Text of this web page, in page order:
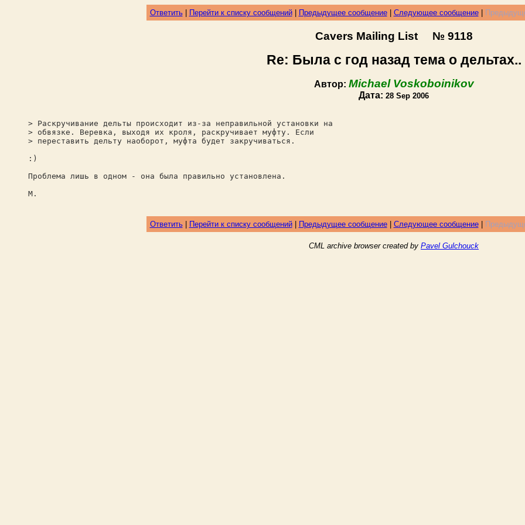
Ответить| Перейти к списку сообщений| Предыдущее сообщение| Следующее сообщение|
Cavers Mailing List № 9118
Re: Была с год назад тема о дельтах..
Автор: Michael Voskoboinikov
Дата: 28 Sep 2006
> Раскручивание дельты происходит из-за неправильной установки на
> обвязке. Веревка, выходя их кроля, раскручивает муфту. Если
> переставить дельту наоборот, муфта будет закручиваться.
:)
Проблема лишь в одном - она была правильно установлена.
М.
Ответить| Перейти к списку сообщений| Предыдущее сообщение| Следующее сообщение|
CML archive browser created by Pavel Gulchouck